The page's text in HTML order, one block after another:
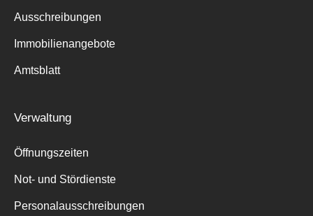
Ausschreibungen
Immobilienangebote
Amtsblatt
Verwaltung
Öffnungszeiten
Not- und Stördienste
Personalausschreibungen